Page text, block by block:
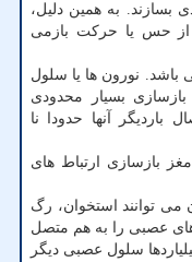
بسازند. به همین دلیل،
از حس یا حرکت بازمی
باشد. نورون ها یا سلول
بسیار محدودی
باردیگر آنها حدودا نا
بازسازی ارتباط های
توانند استخوان، رگ
عصبی را به هم متصل
سلول عصبی دیگر